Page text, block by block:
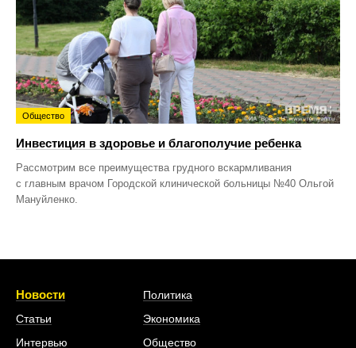
Общество
Инвестиция в здоровье и благополучие ребенка
Рассмотрим все преимущества грудного вскармливания
с главным врачом Городской клинической больницы №40 Ольгой
Мануйленко.
Новости
Статьи
Интервью
Политика
Экономика
Общество